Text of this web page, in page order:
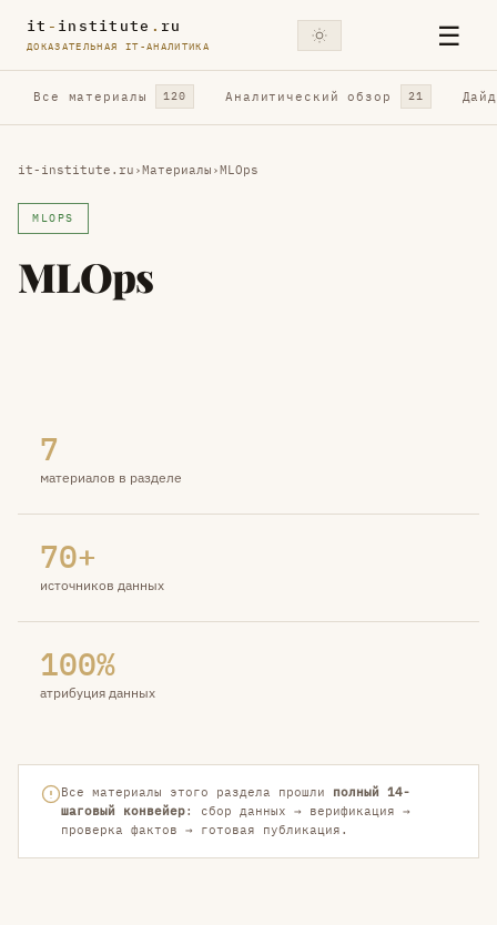
it - institute . ru
ДОКАЗАТЕЛЬНАЯ IT-АНАЛИТИКА ☰
Все материалы 120 Аналитический обзор 21
it-institute.ru ›Материалы ›MLOps
MLOPS
MLOps
7
материалов в разделе
70+
источников данных
100%
атрибуция данных
Все материалы этого раздела прошли полный 14-
шаговый конвейер: сбор данных → верификация →
проверка фактов → готовая публикация.